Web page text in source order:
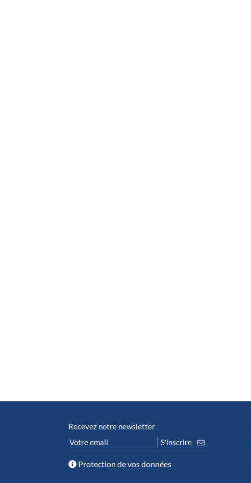
Recevez notre newsletter
Protection de vos données